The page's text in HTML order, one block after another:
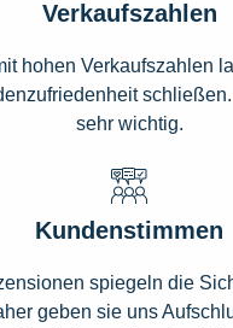
Verkaufszahlen
hohen Verkaufszahlen
sehr wichtig.
Kundenstimmen
spiegeln die
geben sie uns